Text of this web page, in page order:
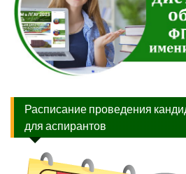
Расписание проведения
для аспирантов